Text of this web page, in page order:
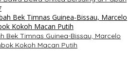
Bek Timnas Guinea-Bissau, Marcelo
Kokoh Macan Putih